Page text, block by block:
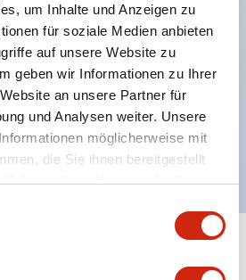
um Inhalte und Anzeigen zu
für soziale Medien anbieten
auf unsere Website zu
geben wir Informationen zu Ihrer
an unsere Partner für
und Analysen weiter. Unsere
möglicherweise mit
die Sie ihnen bereitgestellt
Ihrer Nutzung der Dienste
IP65 vollständig verfügbar
Entspricht EN (Europa)
(außer Anzeigeleuchten).
leicht auf Φ22 Flash-